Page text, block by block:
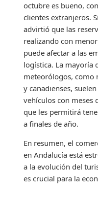
octubre es bueno,
clientes extranjeros.
advirtió que las
realizando con
puede afectar a las
logística. La mayoría
meteorólogos, como
y canadienses,
vehículos con meses
que les permitirá
a finales de año.
En resumen, el
en Andalucía está
a la evolución del
es crucial para la